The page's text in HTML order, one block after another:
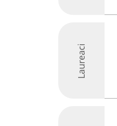
Laureaci